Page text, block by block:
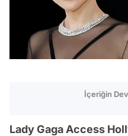
İçeriğin
Lady Gaga Access